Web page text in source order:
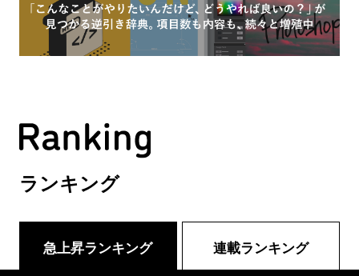
ランキング
急上昇ランキング 連載ランキング